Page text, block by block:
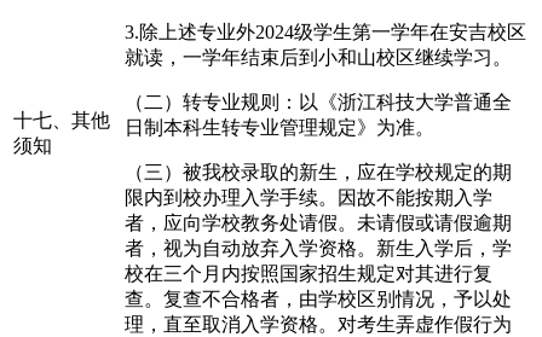
十七、其他
须知
3.除上述专业外2024级学生第一学年在安吉校区
就读，一学年结束后到小和山校区继续学习。
（二）转专业规则：以《浙江科技大学普通全
日制本科生转专业管理规定》为准。
（三）被我校录取的新生，应在学校规定的期
限内到校办理入学手续。因故不能按期入学
者，应向学校教务处请假。未请假或请假逾期
者，视为自动放弃入学资格。新生入学后，学
校在三个月内按照国家招生规定对其进行复
查。复查不合格者，由学校区别情况，予以处
理，直至取消入学资格。对考生弄虚作假行为